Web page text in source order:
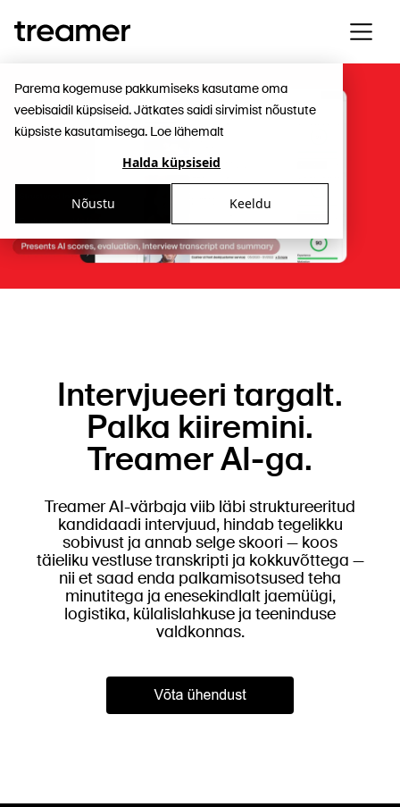
Parema kogemuse pakkumiseks kasutame oma
veebisaidil küpsiseid. Jätkates saidi sirvimist nõustute
küpsiste kasutamisega. Loe lähemalt
Halda küpsiseid
Nõustu Keeldu
Intervjueeri targalt.
Palka kiiremini.
Treamer AI-ga.
Treamer AI-värbaja viib läbi struktureeritud
kandidaadi intervjuud, hindab tegelikku
sobivust ja annab selge skoori — koos
täieliku vestluse transkripti ja kokkuvõttega —
nii et saad enda palkamisotsused teha
minutitega ja enesekindlalt jaemüügi,
logistika, külalislahkuse ja teeninduse
valdkonnas.